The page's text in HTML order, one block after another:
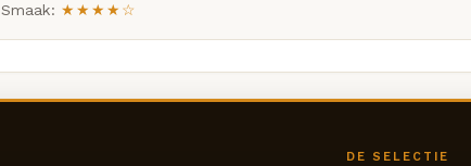
Smaak: ★★★★☆
DE SELECTIE